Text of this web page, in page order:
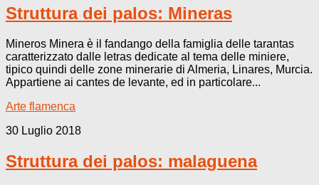
Struttura dei palos: Mineras
Mineros Minera è il fandango della famiglia delle tarantas
caratterizzato dalle letras dedicate al tema delle miniere,
tipico quindi delle zone minerarie di Almeria, Linares, Murcia.
Appartiene ai cantes de levante, ed in particolare...
Arte flamenca
30 Luglio 2018
Struttura dei palos: malaguena